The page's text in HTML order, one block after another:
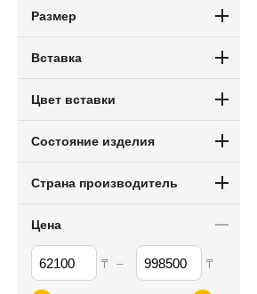
Размер
Вставка
Цвет вставки
Состояние изделия
Страна производитель
Цена
₸ – ₸